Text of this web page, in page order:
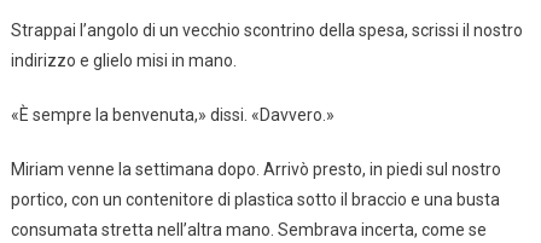
Strappai l’angolo di un vecchio scontrino della spesa, scrissi il nostro
indirizzo e glielo misi in mano.
«È sempre la benvenuta,» dissi. «Davvero.»
Miriam venne la settimana dopo. Arrivò presto, in piedi sul nostro
portico, con un contenitore di plastica sotto il braccio e una busta
consumata stretta nell’altra mano. Sembrava incerta, come se